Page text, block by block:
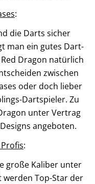
:
die Darts sicher
man ein gutes Dart-
Dragon natürlich
zwischen
oder doch lieber
Dartspieler. Zu
unter Vertrag
angeboten.
:
große Kaliber unter
Top-Star der